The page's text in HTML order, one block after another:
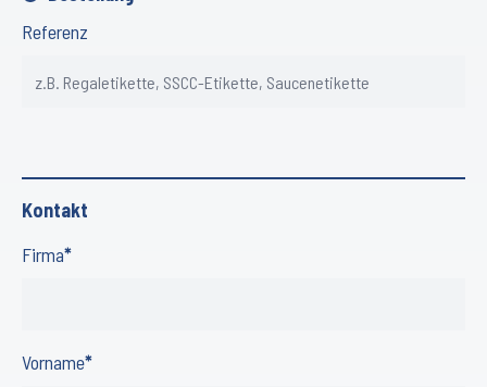
Referenz
Kontakt
Firma*
Vorname*